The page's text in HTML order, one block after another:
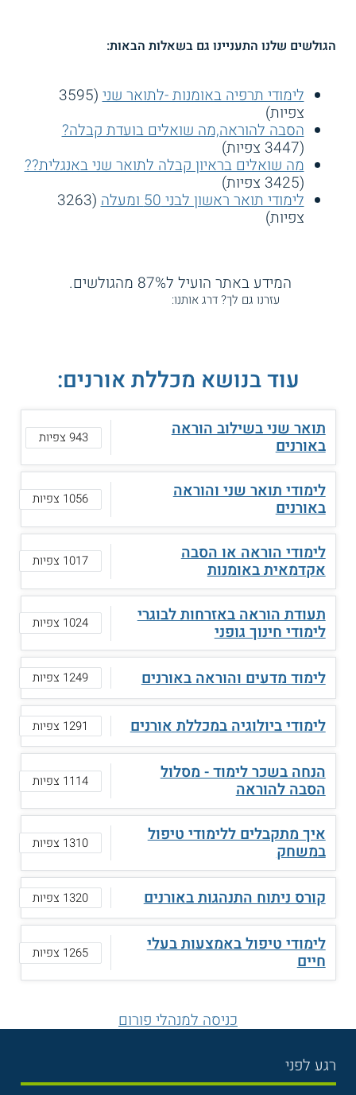
הגולשים שלנו התעניינו גם בשאלות הבאות:
לימודי תרפיה באומנות -לתואר שני (3595
צפיות)
הסבה להוראה,מה שואלים בועדת קבלה?
(3447 צפיות)
מה שואלים בראיון קבלה לתואר שני באנגלית??
(3425 צפיות)
לימודי תואר ראשון לבני 50 ומעלה (3263
צפיות)
המידע באתר הועיל ל87% מהגולשים.
עזרנו גם לך? דרג אותנו:
עוד בנושא מכללת אורנים:
תואר שני בשילוב הוראה
באורנים 943 צפיות
לימודי תואר שני והוראה
באורנים 1056 צפיות
לימודי הוראה או הסבה
אקדמאית באומנות 1017 צפיות
תעודת הוראה באזרחות לבוגרי
לימודי חינוך גופני 1024 צפיות
לימוד מדעים והוראה באורנים 1249 צפיות
לימודי ביולוגיה במכללת אורנים 1291 צפיות
הנחה בשכר לימוד - מסלול
הסבה להוראה 1114 צפיות
איך מתקבלים ללימודי טיפול
במשחק 1310 צפיות
קורס ניתוח התנהגות באורנים 1320 צפיות
לימודי טיפול באמצעות בעלי
חיים 1265 צפיות
כניסה למנהלי פורום
רגע לפני